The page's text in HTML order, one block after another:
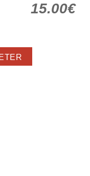
15.00€